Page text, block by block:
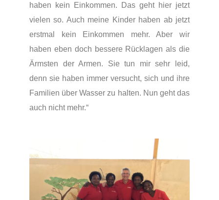
haben kein Einkommen. Das geht hier jetzt
vielen so. Auch meine Kinder haben ab jetzt
erstmal kein Einkommen mehr. Aber wir
haben eben doch bessere Rücklagen als die
Ärmsten der Armen. Sie tun mir sehr leid,
denn sie haben immer versucht, sich und ihre
Familien über Wasser zu halten. Nun geht das
auch nicht mehr.“